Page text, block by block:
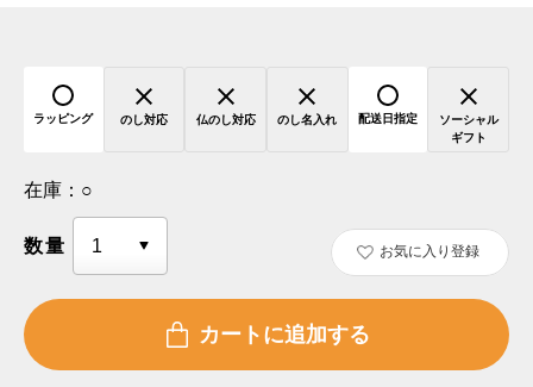
ラッピング のし対応 仏のし対応 のし名入れ 配送日指定
ソーシャル
ギフト
在庫： ○
数量 お気に入り登録